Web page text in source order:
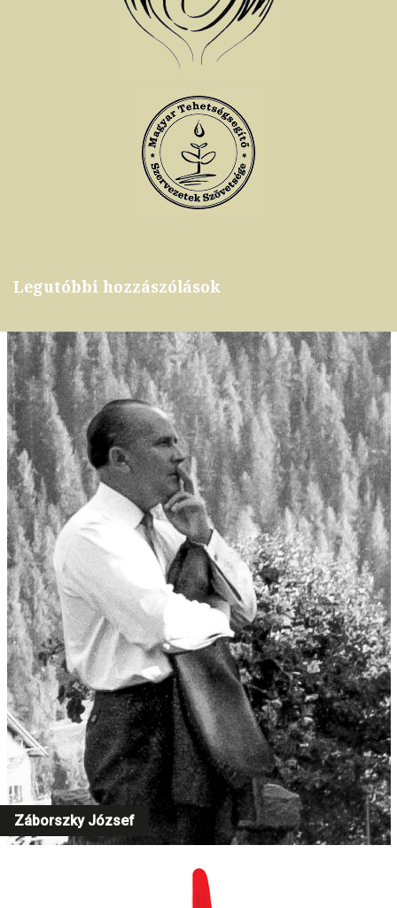
Legutóbbi hozzászólások
Záborszky József